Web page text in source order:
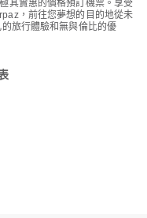
其實惠的價格預訂機票。享受
，前往您夢想的目的地從未
旅行體驗和無與倫比的優